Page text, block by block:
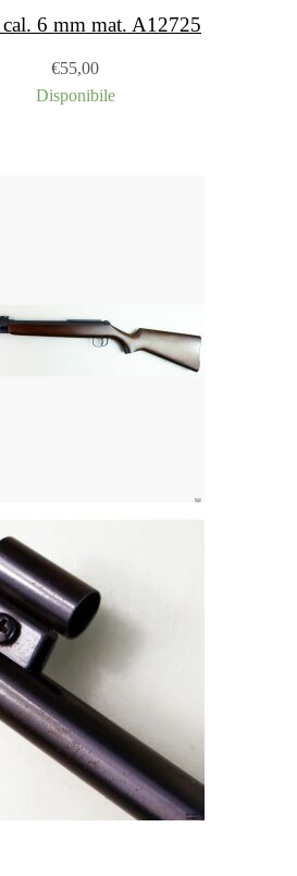
6 mm mat. A12725
€55,00
Disponibile